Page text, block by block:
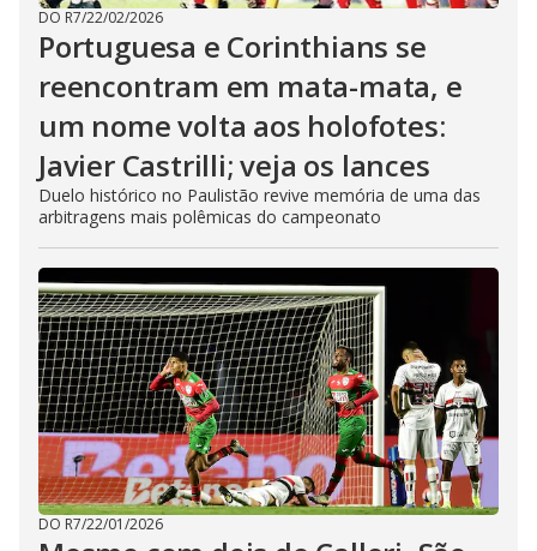
DO R7/22/02/2026
Portuguesa e Corinthians se
reencontram em mata-mata, e
um nome volta aos holofotes:
Javier Castrilli; veja os lances
Duelo histórico no Paulistão revive memória de uma das
arbitragens mais polêmicas do campeonato
DO R7/22/01/2026